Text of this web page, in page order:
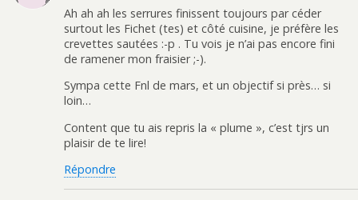
Ah ah ah les serrures finissent toujours par céder
surtout les Fichet (tes) et côté cuisine, je préfère les
crevettes sautées :-p . Tu vois je n’ai pas encore fini
de ramener mon fraisier ;-).
Sympa cette Fnl de mars, et un objectif si près… si
loin…
Content que tu ais repris la « plume », c’est tjrs un
plaisir de te lire!
Répondre